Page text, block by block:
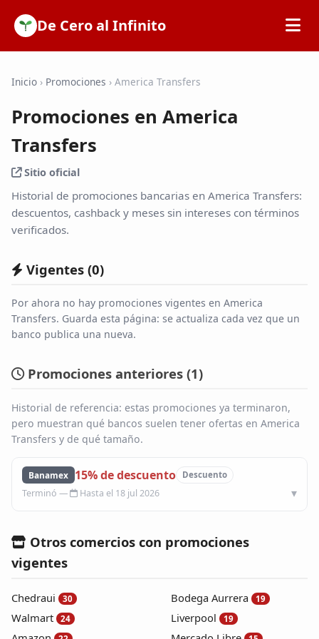
De Cero al Infinito
SOFIPOs
Calculadoras
Blog
Infinito
Inicio › Promociones › America Transfers
Promociones en America
Transfers
Sitio oficial
Historial de promociones bancarias en America Transfers:
descuentos, cashback y meses sin intereses con términos
verificados.
Vigentes (0)
Por ahora no hay promociones vigentes en America
Transfers. Guarda esta página: se actualiza cada vez que un
banco publica una nueva.
Promociones anteriores (1)
Historial de referencia: estas promociones ya terminaron,
pero muestran qué bancos suelen tener ofertas en America
Transfers y de qué tamaño.
Banamex 15% de descuento Descuento
Hasta el 18 jul 2026
Otros comercios con promociones
vigentes
Chedraui 30
Walmart 24
Bodega Aurrera 19
Liverpool 19